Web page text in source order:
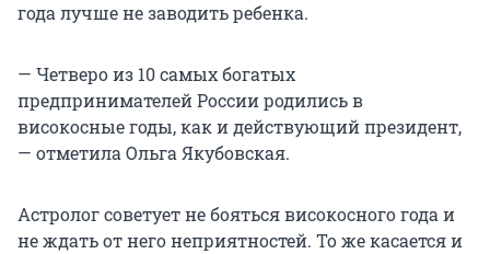
года лучше не заводить ребенка.
— Четверо из 10 самых богатых
предпринимателей России родились в
високосные годы, как и действующий президент,
— отметила Ольга Якубовская.
Астролог советует не бояться високосного года и
не ждать от него неприятностей. То же касается и